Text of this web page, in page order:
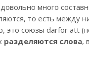
много
то есть между
это союзы därför att
разделяются слова,